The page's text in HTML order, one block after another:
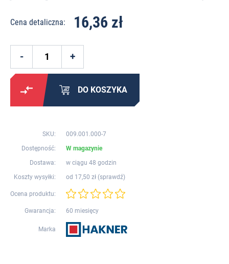
Cena detaliczna: 16,36 zł
DO KOSZYKA
SKU:
009.001.000-7
Dostępność:
W magazynie
Dostawa:
w ciągu 48 godzin
Koszty wysyłki:
od 17,50 zł (sprawdź)
Ocena produktu:
Gwarancja: 60 miesięcy
Marka